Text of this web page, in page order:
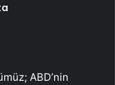
ABD’nin